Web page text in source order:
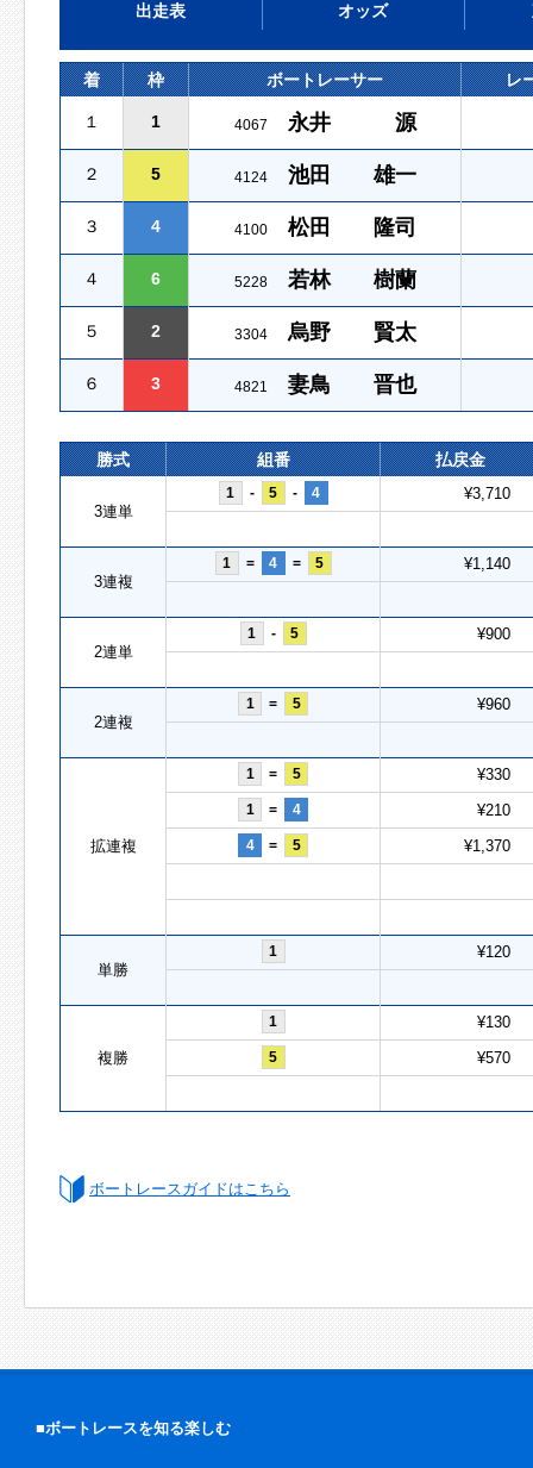
出走表 オッズ
着 枠 ボートレーサー レ
１ 1 4067 永井 源
２ 5 4124 池田 雄一
３ 4 4100 松田 隆司
４ 6 5228 若林 樹蘭
５ 2 3304 烏野 賢太
６ 3 4821 妻鳥 晋也
勝式 組番 払戻金
3連単
1 - 5 - 4 ¥3,710
3連複
1 = 4 = 5 ¥1,140
2連単
1 - 5 ¥900
2連複
1 = 5 ¥960
拡連複
1 = 5 ¥330
1 = 4 ¥210
4 = 5 ¥1,370
単勝
1 ¥120
複勝
1 ¥130
5 ¥570
ボートレースガイドはこちら
■ボートレースを知る楽しむ